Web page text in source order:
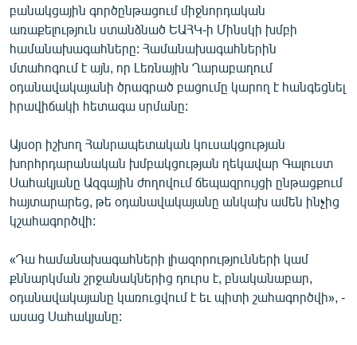
բանակցային գործընթացում միջնորդական
առաքելություն ստանձնած ԵԱՀԿ-ի Մինսկի խմբի
համանախագահները: Համանախագահներին
մտահոգում է այն, որ Լեռնային Ղարաբաղում
օդանավակայանի ծրագրած բացումը կարող է հանգեցնել
իրավիճակի հետագա սրմանը:
Այսօր իշխող Հանրապետական կուսակցության
խորհրդարանական խմբակցության ղեկավար Գալուստ
Սահակյանը Ազգային ժողովում ճեպազրույցի ընթացքում
հայտարարեց, թե օդանավակայանը անկախ ամեն ինչից
կշահագործվի:
«Դա համանախագահների լիազորությունների կամ
քննարկման շրջանակներից դուրս է, բնականաբար,
օդանավակայանը կառուցվում է եւ պիտի շահագործվի», -
ասաց Սահակյանը: